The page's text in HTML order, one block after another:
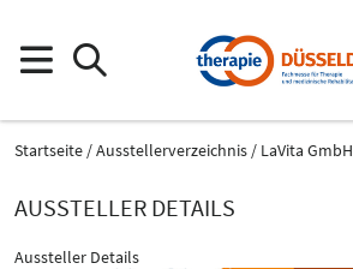
Startseite Ausstellerverzeichnis
LaVita GmbH
AUSSTELLER DETAILS
Aussteller Details